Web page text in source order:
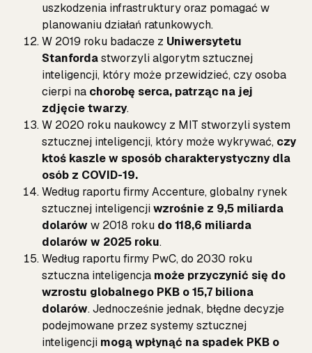
uszkodzenia infrastruktury oraz pomagać w
planowaniu działań ratunkowych.
W 2019 roku badacze z Uniwersytetu
Stanfordastworzyli algorytm sztucznej
inteligencji, który może przewidzieć, czy osoba
cierpi na chorobę serca, patrząc na jej
zdjęcie twarzy.
W 2020 roku naukowcy z MIT stworzyli system
sztucznej inteligencji, który może wykrywać, czy
ktoś kaszle w sposób charakterystyczny dla
osób z COVID-19.
Według raportu firmy Accenture, globalny rynek
sztucznej inteligencjiwzrośnie z 9,5 miliarda
dolaróww 2018 roku do 118,6 miliarda
dolarów w 2025 roku.
Według raportu firmy PwC, do 2030 roku
sztuczna inteligencja może przyczynić się do
wzrostu globalnego PKB o 15,7 biliona
dolarów. Jednocześnie jednak, błędne decyzje
podejmowane przez systemy sztucznej
inteligencji mogą wpłynąć na spadek PKB o